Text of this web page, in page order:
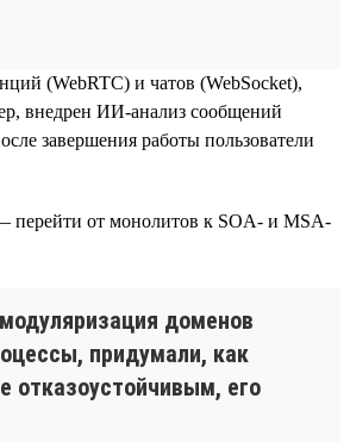
(WebRTC) и чатов (WebSocket),
внедрен ИИ-анализ сообщений
завершения работы пользователи
перейти от монолитов к SOA- и MSA-
доменов
придумали, как
отказоустойчивым, его